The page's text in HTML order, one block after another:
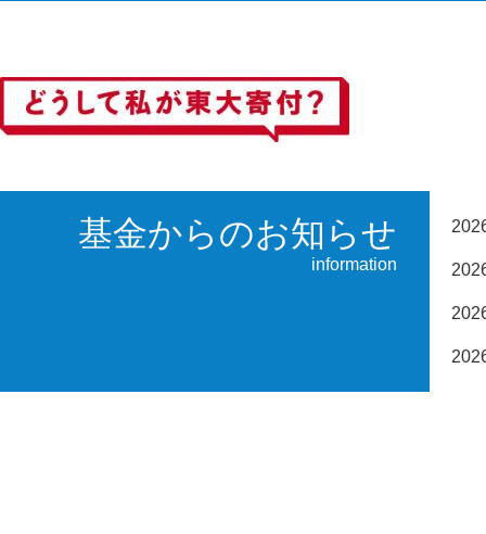
基金からのお知らせ
information